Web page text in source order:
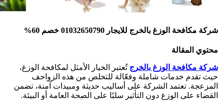
مكافحة الوزغ بالخرج للايجار 01032650790 خصم 60%
المقالة
مكافحة الوزغ بالخرج تُعتبر الخيار الأمثل لمكافحة الوزغ،
تقدم خدمات شاملة وفعّالة للتخلص من هذه الزواحف
تعتمد الشركة على أساليب حديثة ومبيدات آمنة، تضمن
على الوزغ دون التأثير سلبًا على الصحة العامة أو البيئة.